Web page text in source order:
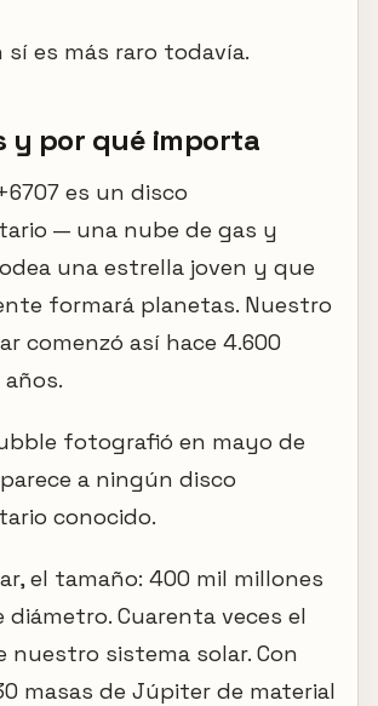
sí es más raro todavía.
y por qué importa
es un disco
— una nube de gas y
una estrella joven y que
formará planetas. Nuestro
comenzó así hace 4.600
fotografió en mayo de
a ningún disco
conocido.
el tamaño: 400 mil millones
diámetro. Cuarenta veces el
nuestro sistema solar. Con
masas de Júpiter de material